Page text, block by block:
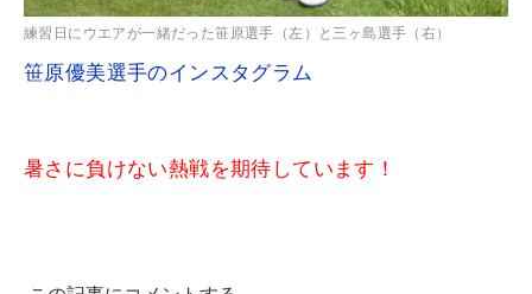
練習日にウエアが一緒だった笹原選手（左）と三ヶ島選手（右）
笹原優美選手のインスタグラム
暑さに負けない熱戦を期待しています！